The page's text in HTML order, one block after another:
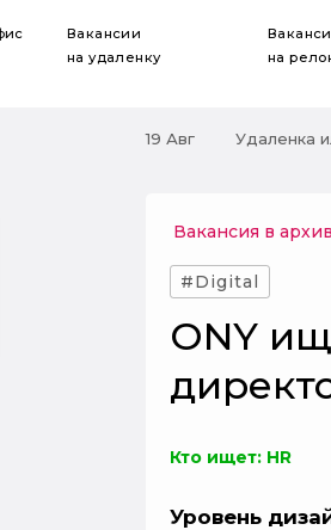
Вакансии
на удаленку
на
19 Авг Удаленка
Вакансия в
#Digital
ONY
Кто ищет: HR
Уровень